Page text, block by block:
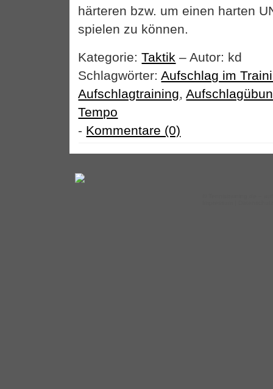
härteren bzw. um einen harten
spielen zu können.
Kategorie:Taktik – Autor: kd
Schlagwörter:Aufschlag im
Aufschlagtraining,
Tempo
- Kommentare (0)